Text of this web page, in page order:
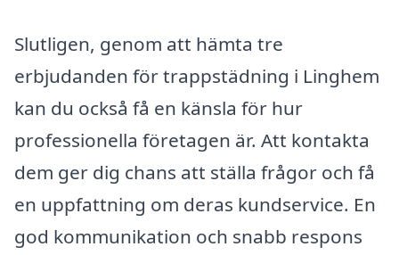
Slutligen, genom att hämta tre
erbjudanden för trappstädning i Linghem
kan du också få en känsla för hur
professionella företagen är. Att kontakta
dem ger dig chans att ställa frågor och få
en uppfattning om deras kundservice. En
god kommunikation och snabb respons